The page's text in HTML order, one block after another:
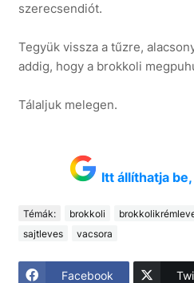
szerecsendiót.
Tegyük vissza a tűzre,
addig, hogy a brokkoli
Tálaljuk melegen.
Itt állíthatja
Témák: brokkoli
sajtleves
vacsora
Facebook